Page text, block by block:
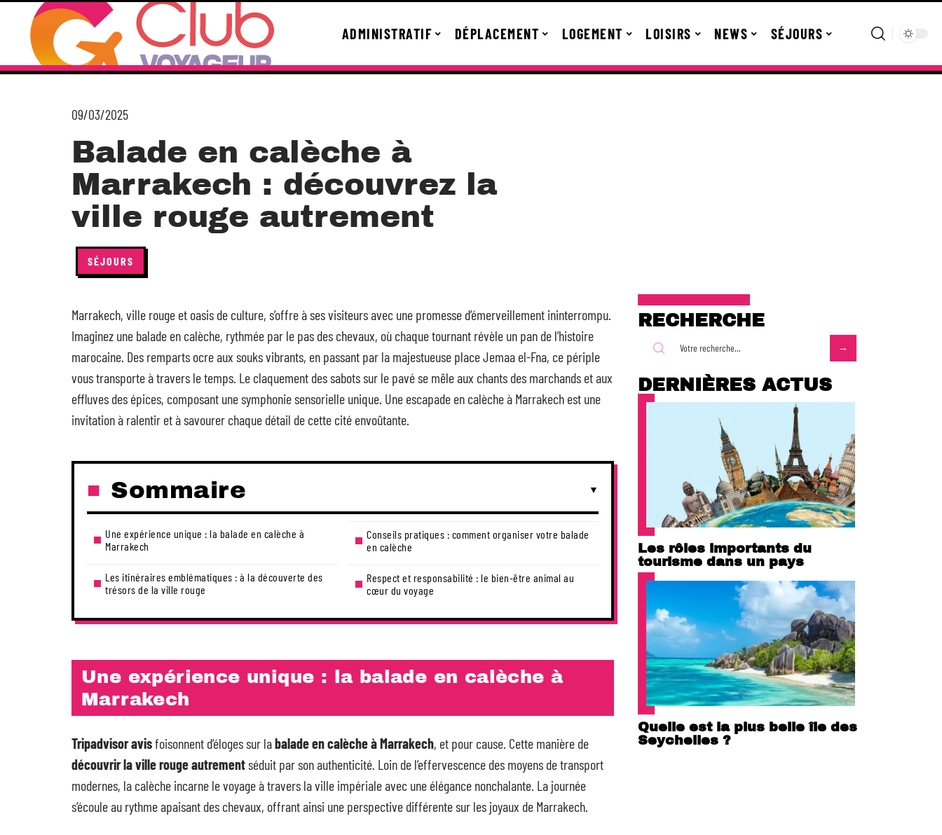
ADMINISTRATIF DÉPLACEMENT LOGEMENT LOISIRS NEWS SÉJOURS
09/03/2025
Balade en calèche à
Marrakech : découvrez la
ville rouge autrement
SÉJOURS
Marrakech, ville rouge et oasis de culture, s’offre à ses visiteurs avec une promesse d’émerveillement ininterrompu.
Imaginez une balade en calèche, rythmée par le pas des chevaux, où chaque tournant révèle un pan de l’histoire
marocaine. Des remparts ocre aux souks vibrants, en passant par la majestueuse place Jemaa el-Fna, ce périple
vous transporte à travers le temps. Le claquement des sabots sur le pavé se mêle aux chants des marchands et aux
effluves des épices, composant une symphonie sensorielle unique. Une escapade en calèche à Marrakech est une
invitation à ralentir et à savourer chaque détail de cette cité envoûtante.
Sommaire
Une expérience unique : la balade en calèche à
Marrakech
Les itinéraires emblématiques : à la découverte des
trésors de la ville rouge
Conseils pratiques : comment organiser votre balade
en calèche
Respect et responsabilité : le bien-être animal au
cœur du voyage
Une expérience unique : la balade en calèche à
Marrakech
Tripadvisor avisfoisonnent d’éloges sur labalade en calèche à Marrakech, et pour cause. Cette manière de
découvrir la ville rouge autrementséduit par son authenticité. Loin de l’effervescence des moyens de transport
modernes, la calèche incarne le voyage à travers la ville impériale avec une élégance nonchalante. La journée
s’écoule au rythme apaisant des chevaux, offrant ainsi une perspective différente sur les joyaux de Marrakech.
RECHERCHE
DERNIÈRES ACTUS
Les rôles importants du
tourisme dans un pays
Quelle est la plus belle île des
Seychelles ?